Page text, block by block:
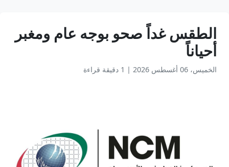
الطقس غداً صحو بوجه عام ومغبر
أحياناً
الخميس، 06 أغسطس 2026 | 1 دقيقة قراءة